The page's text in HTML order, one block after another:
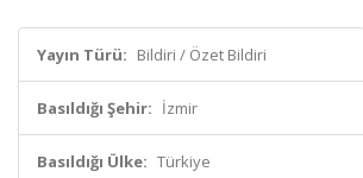
Yayın Türü: Bildiri / Özet Bildiri
Basıldığı Şehir: İzmir
Basıldığı Ülke: Türkiye